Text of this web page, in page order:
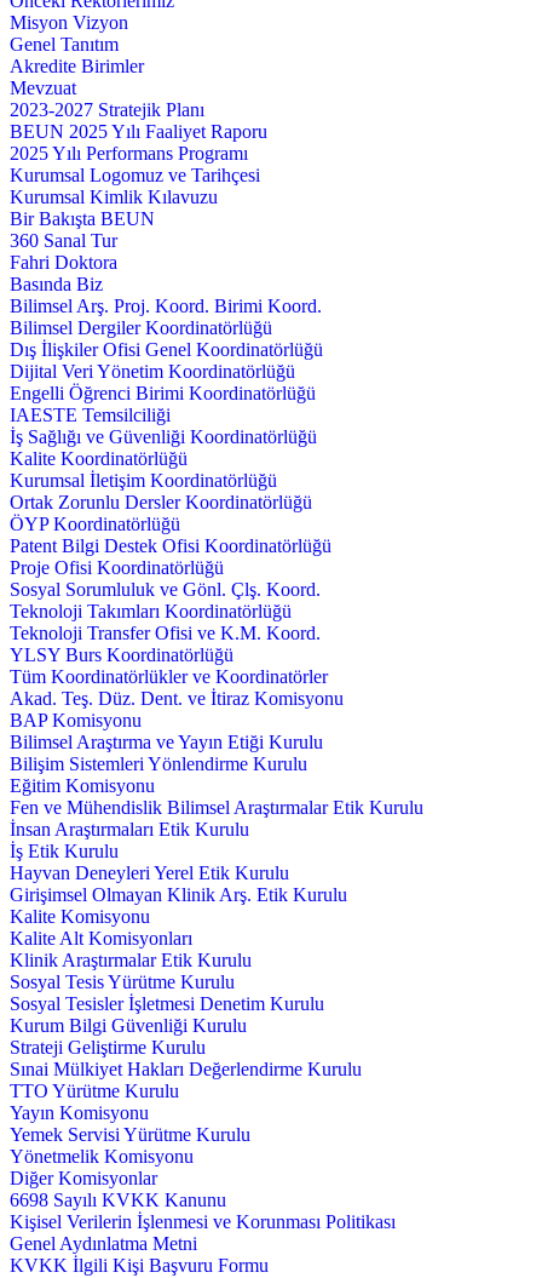
Misyon Vizyon
Genel Tanıtım
Akredite Birimler
Mevzuat
2023-2027 Stratejik Planı
BEUN 2025 Yılı Faaliyet Raporu
2025 Yılı Performans Programı
Kurumsal Logomuz ve Tarihçesi
Kurumsal Kimlik Kılavuzu
Bir Bakışta BEUN
360 Sanal Tur
Fahri Doktora
Basında Biz
Bilimsel Arş. Proj. Koord. Birimi Koord.
Bilimsel Dergiler Koordinatörlüğü
Dış İlişkiler Ofisi Genel Koordinatörlüğü
Dijital Veri Yönetim Koordinatörlüğü
Engelli Öğrenci Birimi Koordinatörlüğü
IAESTE Temsilciliği
İş Sağlığı ve Güvenliği Koordinatörlüğü
Kalite Koordinatörlüğü
Kurumsal İletişim Koordinatörlüğü
Ortak Zorunlu Dersler Koordinatörlüğü
ÖYP Koordinatörlüğü
Patent Bilgi Destek Ofisi Koordinatörlüğü
Proje Ofisi Koordinatörlüğü
Sosyal Sorumluluk ve Gönl. Çlş. Koord.
Teknoloji Takımları Koordinatörlüğü
Teknoloji Transfer Ofisi ve K.M. Koord.
YLSY Burs Koordinatörlüğü
Tüm Koordinatörlükler ve Koordinatörler
Akad. Teş. Düz. Dent. ve İtiraz Komisyonu
BAP Komisyonu
Bilimsel Araştırma ve Yayın Etiği Kurulu
Bilişim Sistemleri Yönlendirme Kurulu
Eğitim Komisyonu
Fen ve Mühendislik Bilimsel Araştırmalar Etik Kurulu
İnsan Araştırmaları Etik Kurulu
İş Etik Kurulu
Hayvan Deneyleri Yerel Etik Kurulu
Girişimsel Olmayan Klinik Arş. Etik Kurulu
Kalite Komisyonu
Kalite Alt Komisyonları
Klinik Araştırmalar Etik Kurulu
Sosyal Tesis Yürütme Kurulu
Sosyal Tesisler İşletmesi Denetim Kurulu
Kurum Bilgi Güvenliği Kurulu
Strateji Geliştirme Kurulu
Sınai Mülkiyet Hakları Değerlendirme Kurulu
TTO Yürütme Kurulu
Yayın Komisyonu
Yemek Servisi Yürütme Kurulu
Yönetmelik Komisyonu
Diğer Komisyonlar
6698 Sayılı KVKK Kanunu
Kişisel Verilerin İşlenmesi ve Korunması Politikası
Genel Aydınlatma Metni
KVKK İlgili Kişi Başvuru Formu